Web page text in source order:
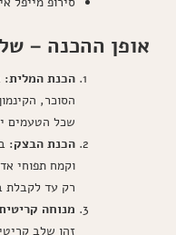
אופן ההכנה –
הכנת המלית:
שכל הטעמים
הכנת הבצק:
וקמח תפוחי
רק עד לקבלת
מנוחה
זהו שלב